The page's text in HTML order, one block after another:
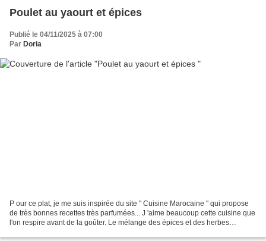
Poulet au yaourt et épices
Publié le 04/11/2025 à 07:00
Par Doria
P our ce plat, je me suis inspirée du site " Cuisine Marocaine " qui propose
de très bonnes recettes très parfumées... J 'aime beaucoup cette cuisine que
l'on respire avant de la goûter. Le mélange des épices et des herbes